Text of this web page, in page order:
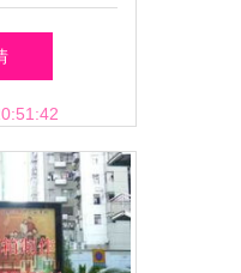
程解析